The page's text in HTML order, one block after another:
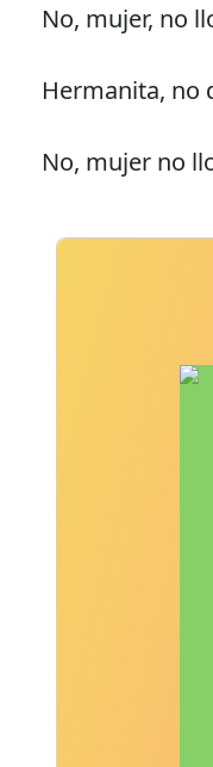
No, mujer, no
Hermanita, no
No, mujer no